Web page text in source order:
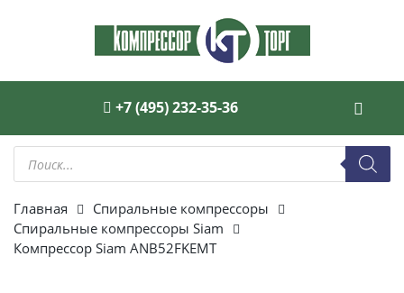
+7 (495) 232-35-36
Поиск
товаров
Главная
Спиральные компрессоры
Спиральные компрессоры Siam
Компрессор Siam ANB52FKEMT